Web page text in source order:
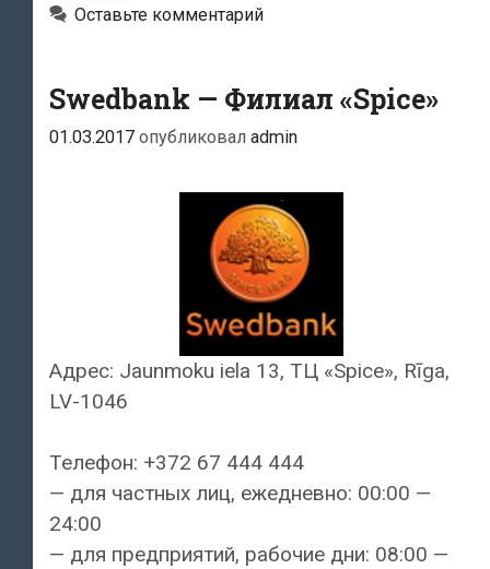
Оставьте комментарий
Swedbank — Филиал «Spice»
01.03.2017 опубликовал admin
Адрес: Jaunmoku iela 13, ТЦ «Spice», Rīga,
LV-1046
Телефон: +372 67 444 444
— для частных лиц, ежедневно: 00:00 —
24:00
— для предприятий, рабочие дни: 08:00 —